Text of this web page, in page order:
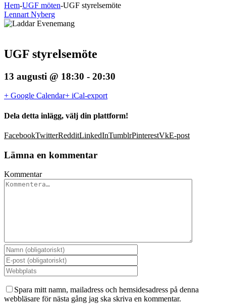
Hem-UGF möten-UGF styrelsemöte
Lennart Nyberg
UGF styrelsemöte
13 augusti @ 18:30 - 20:30
+ Google Calendar+ iCal-export
Dela detta inlägg, välj din plattform!
FacebookTwitterRedditLinkedInTumblrPinterestVkE-post
Lämna en kommentar
Kommentar
Spara mitt namn, mailadress och hemsidesadress på denna
webbläsare för nästa gång jag ska skriva en kommentar.